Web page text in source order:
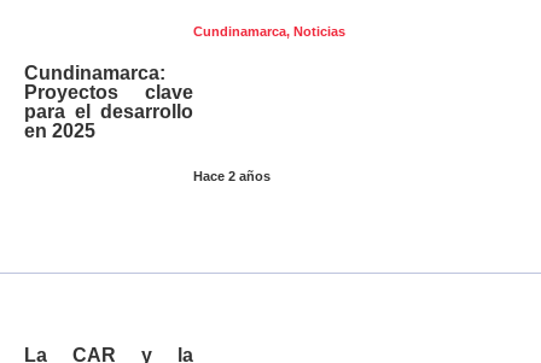
Cundinamarca, Noticias
Hace 2 años
Cundinamarca:
Proyectos clave
para el desarrollo
en 2025
La CAR y la